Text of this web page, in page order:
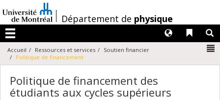
au
contenu
/Département de physique
Menu
Liens
Langues
Accueil Ressources et services
Soutien financier
Politique de financement
Politique de financement des
étudiants aux cycles supérieurs